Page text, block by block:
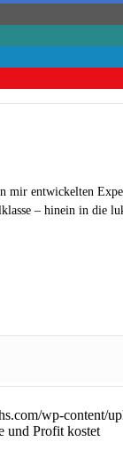
mir entwickelten
– hinein in die
wp-content/
und Profit kostet